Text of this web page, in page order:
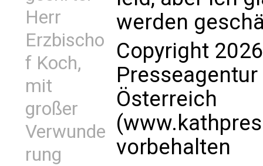
Herr
Erzbischo
f Koch,
mit
großer
Verwunde
rung
werden
Copyright
Presseagentur
Österreich
vorbehalten